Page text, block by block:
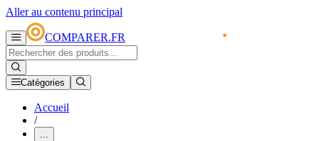
Aller au contenu principal
COMPARER.FR
Catégories
Accueil
/
...